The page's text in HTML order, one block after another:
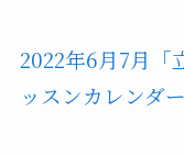
2022年6月7月「
ッスンカレンダー